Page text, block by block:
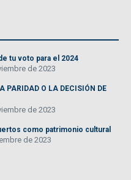
tu voto para el 2024
de 2023
PARIDAD O LA DECISIÓN DE
de 2023
como patrimonio cultural
de 2023